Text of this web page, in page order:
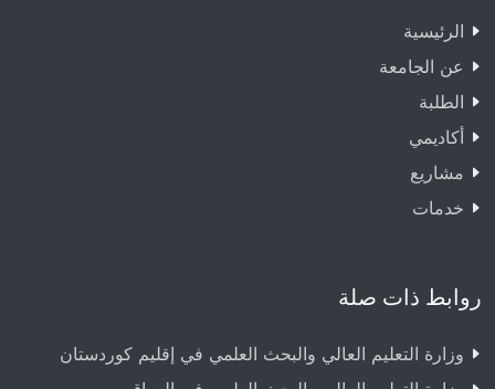
الرئيسية
عن الجامعة
الطلبة
أكاديمي
مشاريع
خدمات
روابط ذات صلة
وزارة التعليم العالي والبحث العلمي في إقليم كوردستان